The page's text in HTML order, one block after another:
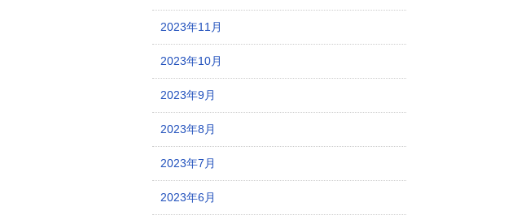
2023年11月
2023年10月
2023年9月
2023年8月
2023年7月
2023年6月